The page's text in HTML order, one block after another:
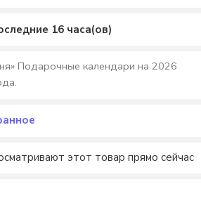
16 часа(ов)
Подарочные календари на 2026
этот товар прямо сейчас